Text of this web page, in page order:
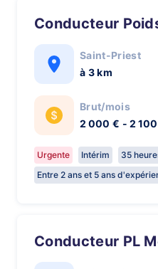
Conducteur
Saint-Priest
à 3 km
Brut/mois
2 000 € - 2
Urgente Intérim
35
Entre 2 ans et 5 ans
Conducteur PL